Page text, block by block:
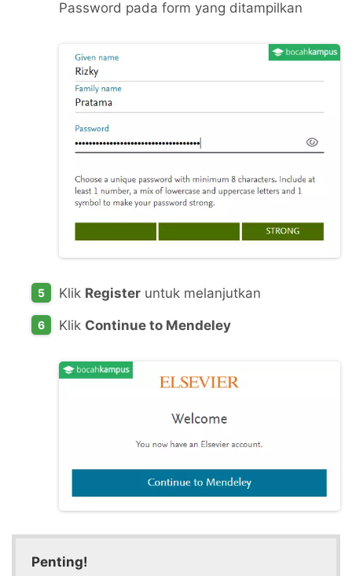
Password pada form yang ditampilkan
Klik Register untuk melanjutkan
Klik Continue to Mendeley
Penting!